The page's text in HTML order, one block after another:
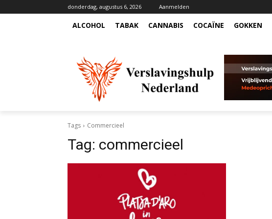
donderdag, augustus 6, 2026 Aanmelden
ALCOHOL TABAK CANNABIS COCAÏNE GOKKEN
Tags Commercieel
Tag: commercieel